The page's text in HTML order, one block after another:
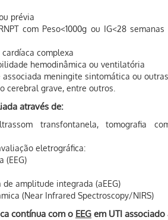
prévia
com Peso<1000g ou IG<28
complexa
hemodinâmica ou ventilatória
associada meningite sintomática ou
cerebral grave, entre outros.
através de:
transfontanela, tomografia
eletrográfica:
(EEG)
amplitude integrada (aEEG)
(Near Infrared Spectroscopy/NIRS)
contínua com o EEG em UTI associado